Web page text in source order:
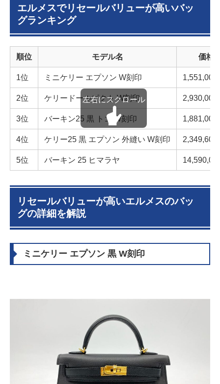
3.2 理由2：投機対象として人気が出ているため
3.3理由3：SNSの普及により需要が高まっているた
4エルメスのバッグでリセールバリューが高いものに共
ファッションアイテムとして使用しやすいバッ
グ
人気のある素材を使用しているバッグ
4.3希少性が高いバッグ
5エルメスのバッグが買取れるブラリバ
エルメスでリセールバリューが高いバッ
グランキング
順位 モデル名 価格
1位 ミニケリー エプソン W刻印 1,551,000
2位 ケリードールピクト W刻印 2,930,000
3位 バーキン25 黒 トゴ W刻印 1,881,000
4位 ケリー25 黒 エプソン 外縫い W刻印 2,349,600
5位 バーキン 25 ヒマラヤ
リセールバリューが高いエルメスのバッ
グの詳細を解説
ミニケリー エプソン 黒 W刻印